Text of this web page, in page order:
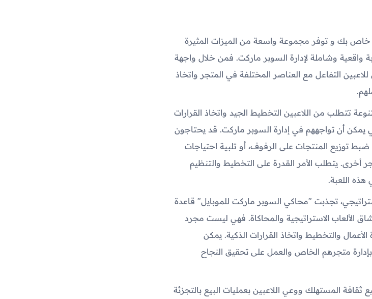
خاص بك و توفر مجموعة واسعة من الميزات المثيرة
واقعية وشاملة لإدارة السوبر ماركت. فمن خلال واجهة
التفاعل مع العناصر المختلفة في المتجر واتخاذ
تتطلب من اللاعبين التخطيط الجيد واتخاذ القرارات
يمكن أن تواجههم في إدارة السوبر ماركت. قد يحتاجون
ضبط توزيع المنتجات على الرفوف، أو تلبية احتياجات
أخرى. يتطلب الأمر القدرة على التخطيط والتنظيم
هذه اللعبة.
تجذبت "محاكي السوبر ماركت للموبايل" قاعدة
الألعاب الاستراتيجية والمحاكاة. فهي ليست مجرد
الأعمال والتخطيط واتخاذ القرارات الذكية. يمكن
بإدارة متجرهم الخاص والعمل على تحقيق النجاح
ثقافة المستهلك ووعي اللاعبين بعمليات البيع بالتجزئة